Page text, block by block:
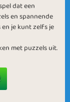
dat een
en spannende
je kunt zelfs je
met puzzels uit.